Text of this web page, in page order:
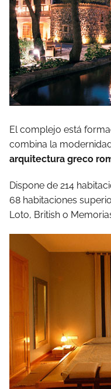
El complejo está
combina la
arquitectura greco
Dispone de 214
68 habitaciones
Loto, British o